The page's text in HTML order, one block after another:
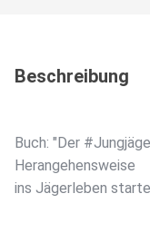
Beschreibung
Buch: "Der
Herangehensweise
ins Jägerleben